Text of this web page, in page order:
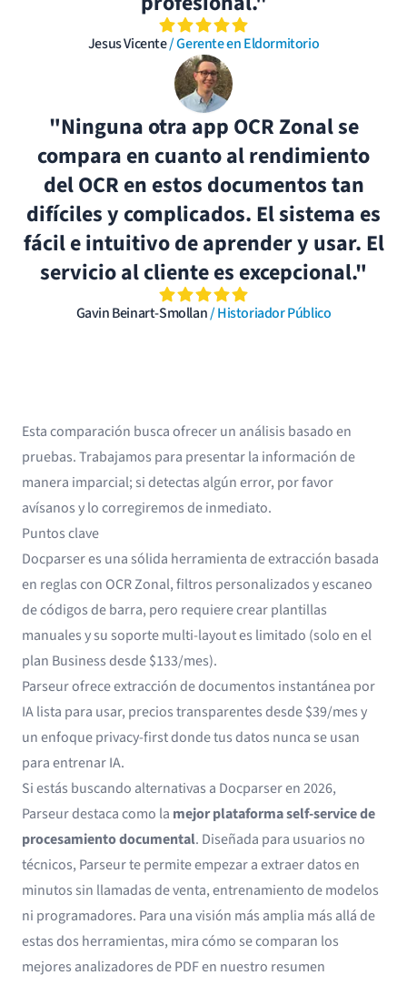
Jesus Vicente/ Gerente en Eldormitorio
"Ninguna otra app OCR Zonal se
compara en cuanto al rendimiento
del OCR en estos documentos tan
difíciles y complicados. El sistema es
fácil e intuitivo de aprender y usar. El
servicio al cliente es excepcional."
Gavin Beinart-Smollan/ Historiador Público
Esta comparación busca ofrecer un análisis basado en
pruebas. Trabajamos para presentar la información de
manera imparcial; si detectas algún error, por favor
avísanos y lo corregiremos de inmediato.
Puntos clave
Docparser es una sólida herramienta de extracción basada
en reglas con OCR Zonal, filtros personalizados y escaneo
de códigos de barra, pero requiere crear plantillas
manuales y su soporte multi-layout es limitado (solo en el
plan Business desde $133/mes).
Parseur ofreceextracción de documentos instantánea por
IA lista para usar, precios transparentes desde $39/mes y
un enfoque privacy-first donde tus datos nunca se usan
para entrenar IA.
Si estás buscando alternativas a Docparser en 2026,
Parseur destaca como la mejor plataforma self-service de
procesamiento documental. Diseñada para usuarios no
técnicos, Parseur te permite empezar a extraer datos en
minutos sin llamadas de venta, entrenamiento de modelos
ni programadores. Para una visión más amplia más allá de
estas dos herramientas, mira cómo se comparan los
mejores analizadores de PDFen nuestro resumen